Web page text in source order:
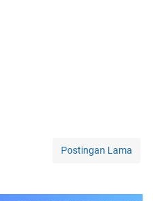
Postingan Lama